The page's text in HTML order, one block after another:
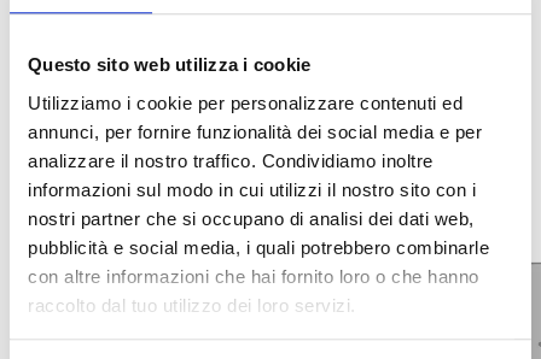
Questo sito web utilizza i cookie
Utilizziamo i cookie per personalizzare contenuti ed
annunci, per fornire funzionalità dei social media e per
analizzare il nostro traffico. Condividiamo inoltre
informazioni sul modo in cui utilizzi il nostro sito con i
nostri partner che si occupano di analisi dei dati web,
pubblicità e social media, i quali potrebbero combinarle
con altre informazioni che hai fornito loro o che hanno
raccolto dal tuo utilizzo dei loro servizi.
INTEGRAZIONE E ULTERIORI
OPZIONI